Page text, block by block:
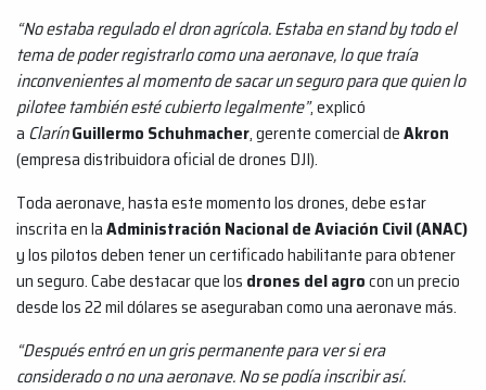
“No estaba regulado el dron agrícola. Estaba en stand by todo el
tema de poder registrarlo como una aeronave, lo que traía
inconvenientes al momento de sacar un seguro para que quien lo
pilotee también esté cubierto legalmente”, explicó
a ClarínGuillermo Schuhmacher, gerente comercial deAkron
(empresa distribuidora oficial de drones DJI).
Toda aeronave, hasta este momento los drones, debe estar
inscrita en laAdministración Nacional de Aviación Civil (ANAC)
y los pilotos deben tener un certificado habilitante para obtener
un seguro. Cabe destacar que los drones del agrocon un precio
desde los 22 mil dólares se aseguraban como una aeronave más.
“Después entró en un gris permanente para ver si era
considerado o no una aeronave. No se podía inscribir así.